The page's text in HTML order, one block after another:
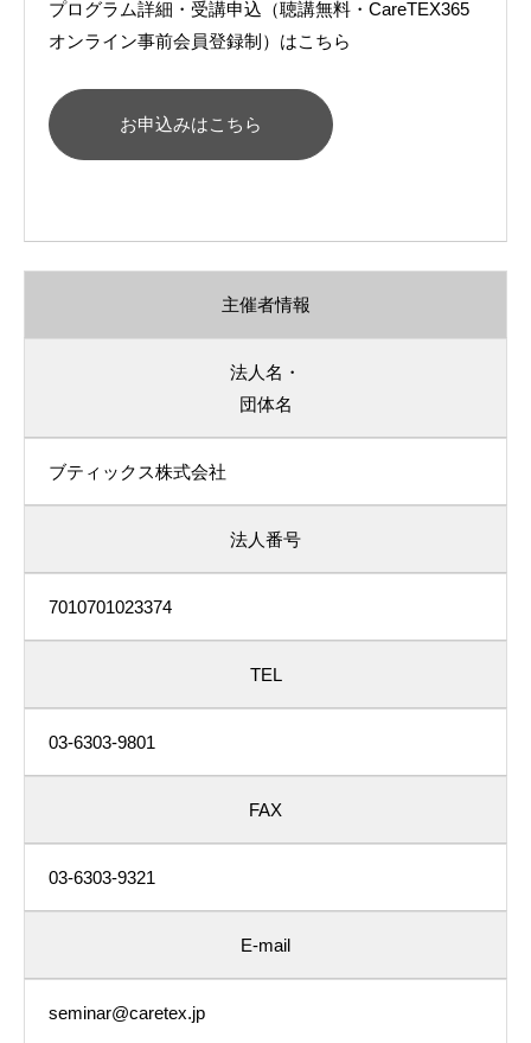
プログラム詳細・受講申込（聴講無料・CareTEX365
オンライン事前会員登録制）はこちら
お申込みはこちら
主催者情報
法人名・
団体名
ブティックス株式会社
法人番号
7010701023374
TEL
03-6303-9801
FAX
03-6303-9321
E-mail
seminar@caretex.jp